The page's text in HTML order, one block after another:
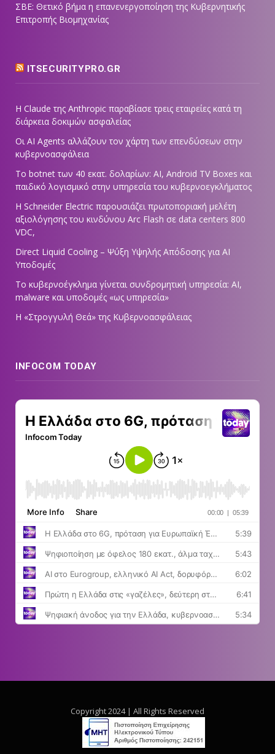
ΣΒΕ: Θετικό βήμα η επανενεργοποίηση της Κυβερνητικής
Επιτροπής Βιομηχανίας
ITSECURITYPRO.GR
Η Claude της Anthropic παραβίασε τρεις εταιρείες κατά τη
διάρκεια δοκιμών ασφαλείας
Οι AI Agents αλλάζουν τον χάρτη των επενδύσεων στην
κυβερνοασφάλεια
Το botnet των 40 εκατ. δολαρίων: AI, Android TV Boxes και
παιδικό λογισμικό στην υπηρεσία του κυβερνοεγκλήματος
Η Schneider Electric παρουσιάζει πρωτοποριακή μελέτη
αξιολόγησης του κινδύνου Arc Flash σε data centers 800
VDC,
Direct Liquid Cooling – Ψύξη Υψηλής Απόδοσης για AI
Υποδομές
Το κυβερνοέγκλημα γίνεται συνδρομητική υπηρεσία: AI,
malware και υποδομές «ως υπηρεσία»
Η «Στρογγυλή Θεά» της Κυβερνοασφάλειας
INFOCOM TODAY
Copyright 2024 | All Rights Reserved